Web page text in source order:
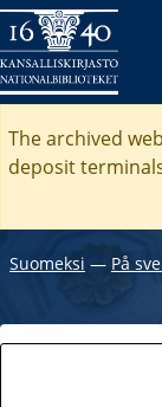
The archived
deposit
Suomeksi ― På